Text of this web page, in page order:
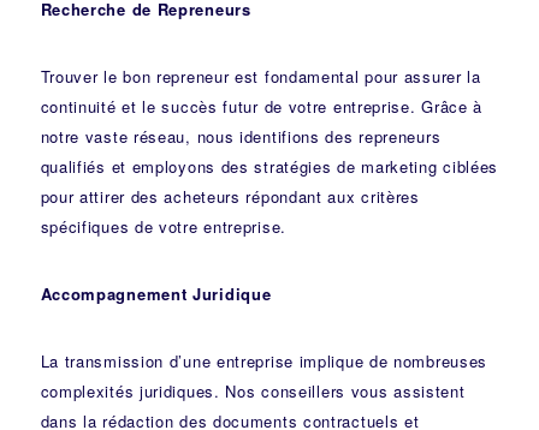
Recherche de Repreneurs
Trouver le bon repreneur est fondamental pour assurer la
continuité et le succès futur de votre entreprise. Grâce à
notre vaste réseau, nous identifions des repreneurs
qualifiés et employons des stratégies de marketing ciblées
pour attirer des acheteurs répondant aux critères
spécifiques de votre entreprise.
Accompagnement Juridique
La transmission d’une entreprise implique de nombreuses
complexités juridiques. Nosconseillers vous assistent
dans la rédaction des documents contractuels et